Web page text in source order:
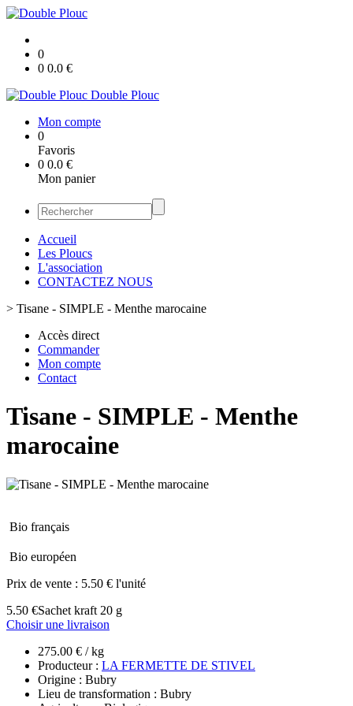
0
0 0.0 €
Double Plouc
Mon compte
0
Favoris
0 0.0 €
Mon panier
Accueil
Les Ploucs
L'association
CONTACTEZ NOUS
> Tisane - SIMPLE - Menthe marocaine
Accès direct
Commander
Mon compte
Contact
Tisane - SIMPLE - Menthe
marocaine
Bio français
Bio européen
Prix de vente : 5.50 € l'unité
5.50 €Sachet kraft 20 g
Choisir une livraison
275.00 € / kg
Producteur : LA FERMETTE DE STIVEL
Origine : Bubry
Lieu de transformation : Bubry